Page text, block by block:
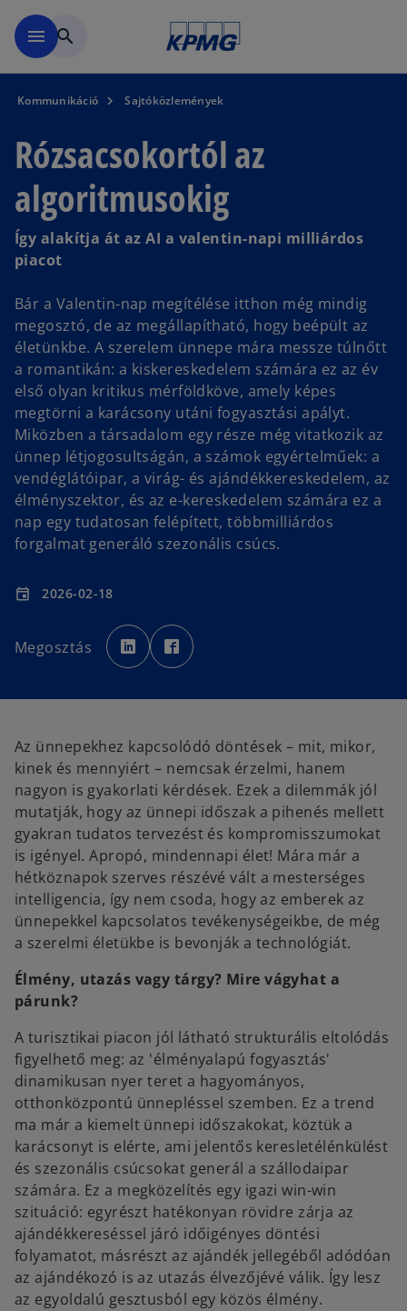
menu search
Kommunikáció Sajtóközlemények
Rózsacsokortól az
algoritmusokig
Így alakítja át az AI a valentin-napi milliárdos
piacot
Bár a Valentin-nap megítélése itthon még mindig
megosztó, de az megállapítható, hogy beépült az
életünkbe. A szerelem ünnepe mára messze túlnőtt
a romantikán: a kiskereskedelem számára ez az év
első olyan kritikus mérföldköve, amely képes
megtörni a karácsony utáni fogyasztási apályt.
Miközben a társadalom egy része még vitatkozik az
ünnep létjogosultságán, a számok egyértelműek: a
vendéglátóipar, a virág- és ajándékkereskedelem, az
élményszektor, és az e-kereskedelem számára ez a
nap egy tudatosan felépített, többmilliárdos
forgalmat generáló szezonális csúcs.
event 2026-02-18
Megosztás
o
p
e
n
t
b
p
e
w
t
b
Az ünnepekhez kapcsolódó döntések – mit, mikor,
kinek és mennyiért – nemcsak érzelmi, hanem
nagyon is gyakorlati kérdések. Ezek a dilemmák jól
mutatják, hogy az ünnepi időszak a pihenés mellett
gyakran tudatos tervezést és kompromisszumokat
is igényel. Apropó, mindennapi élet! Mára már a
hétköznapok szerves részévé vált a mesterséges
intelligencia, így nem csoda, hogy az emberek az
ünnepekkel kapcsolatos tevékenységeikbe, de még
a szerelmi életükbe is bevonják a technológiát.
Élmény, utazás vagy tárgy? Mire vágyhat a
párunk?
A turisztikai piacon jól látható strukturális eltolódás
figyelhető meg: az 'élményalapú fogyasztás'
dinamikusan nyer teret a hagyományos,
otthonközpontú ünnepléssel szemben. Ez a trend
ma már a kiemelt ünnepi időszakokat, köztük a
karácsonyt is elérte, ami jelentős keresletélénkülést
és szezonális csúcsokat generál a szállodaipar
számára. Ez a megközelítés egy igazi win-win
szituáció: egyrészt hatékonyan rövidre zárja az
ajándékkereséssel járó időigényes döntési
folyamatot, másrészt az ajándék jellegéből adódóan
az ajándékozó is az utazás élvezőjévé válik. Így lesz
az egyoldalú gesztusból egy közös élmény.